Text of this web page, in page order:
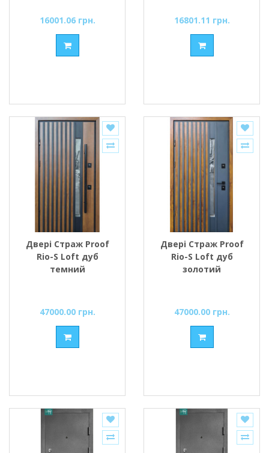
16001.06 грн.
16801.11 грн.
Двері Страж Proof
Rio-S Loft дуб
темний
47000.00 грн.
Двері Страж Proof
Rio-S Loft дуб
золотий
47000.00 грн.